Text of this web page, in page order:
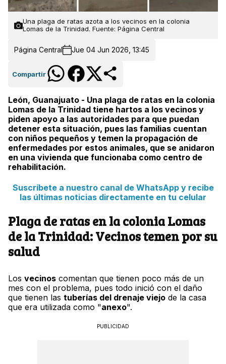
Una plaga de ratas azota a los vecinos en la colonia
Lomas de la Trinidad. Fuente: Página Central
Página Central Jue 04 Jun 2026, 13:45
Compartir
León, Guanajuato - Una plaga de ratas en la colonia
Lomas de la Trinidad tiene hartos a los vecinos y
piden apoyo a las autoridades para que puedan
detener esta situación, pues las familias cuentan
con niños pequeños y temen la propagación de
enfermedades por estos animales, que se anidaron
en una vivienda que funcionaba como centro de
rehabilitación.
Suscríbete a nuestro canal de WhatsApp y recibe
las últimas noticias directamente en tu celular
Plaga de ratas en la colonia Lomas
de la Trinidad: Vecinos temen por su
salud
Los vecinos comentan que tienen poco más de un
mes con el problema, pues todo inició con el daño
que tienen las tuberías del drenaje viejo de la casa
que era utilizada como "anexo".
PUBLICIDAD